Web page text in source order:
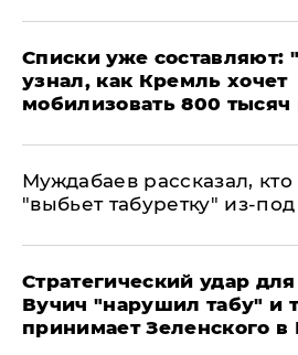
Списки уже
узнал, как Кремль хочет
мобилизовать 800 тысяч
Муждабаев рассказал, кто
"выбьет табуретку" из-
Стратегический удар
Вучич "нарушил табу" и
принимает Зеленского в